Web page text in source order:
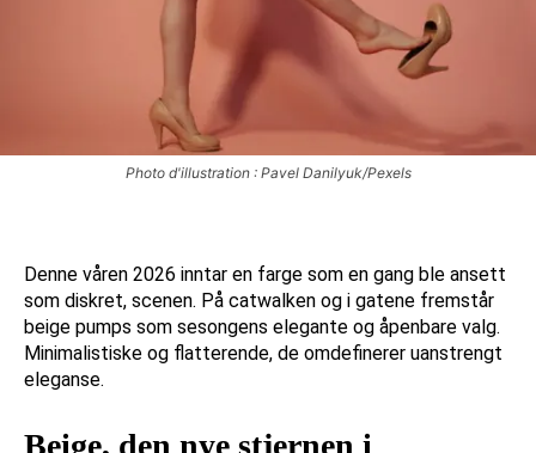
Photo d'illustration : Pavel Danilyuk/Pexels
Denne våren 2026 inntar en farge som en gang ble ansett
som diskret, scenen. På catwalken og i gatene fremstår
beige pumps som sesongens elegante og åpenbare valg.
Minimalistiske og flatterende, de omdefinerer uanstrengt
eleganse.
Beige, den nye stjernen i